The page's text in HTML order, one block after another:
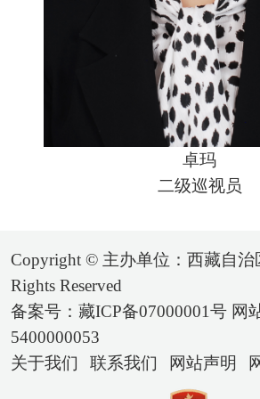
卓玛
二级巡视员
Copyright © 主办单位：西藏自
Rights Reserved
备案号：藏ICP备07000001号 网
5400000053
关于我们
联系我们 网站声明